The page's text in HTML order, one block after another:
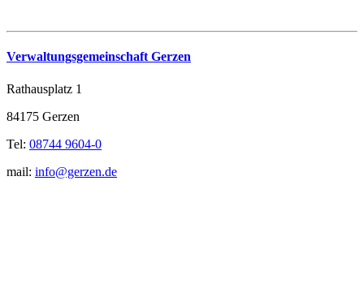
Verwaltungsgemeinschaft Gerzen
Rathausplatz 1
84175 Gerzen
Tel: 08744 9604-0
mail: info@gerzen.de